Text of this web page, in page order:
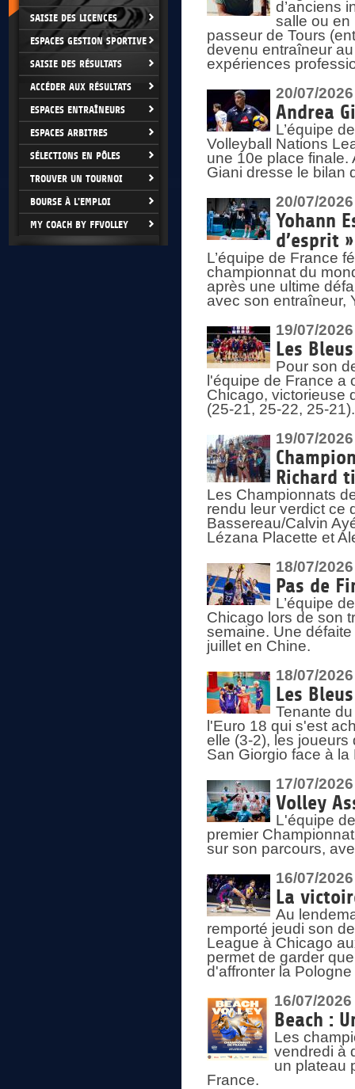
SAISIE DES LICENCES
ESPACES GESTION SPORTIVE
SAISIE DES RÉSULTATS
ACCÉDER AUX RÉSULTATS
ESPACES ENTRAÎNEURS
ESPACES ARBITRES
SÉLECTIONS EN PÔLES
TROUVER UN TOURNOI
BOURSE À L'EMPLOI
MY COACH BY FFVOLLEY
d’anciens
salle ou en
passeur de Tours
devenu entraîneur
expériences
20/07/2026
Andrea
L’équipe
Volleyball Nations
une 10e place finale.
Giani dresse le bilan
20/07/2026
Yohann
d’esprit »
L’équipe de France
championnat du
après une ultime
avec son entraîneur,
19/07/2026
Les
Pour son
l'équipe de France a
Chicago, victorieuse
(25-21, 25-22, 25-
19/07/2026
Richard
Les Championnats
rendu leur verdict ce
Bassereau/Calvin
Lézana Placette et
18/07/2026
Pas de
L’équipe
Chicago lors de son
semaine. Une
juillet en Chine.
18/07/2026
Les
Tenante
l'Euro 18 qui s'est
elle (3-2), les
San Giorgio face à la
17/07/2026
Volley
L'équipe
premier
sur son parcours,
16/07/2026
La
Au
remporté jeudi son
League à Chicago
permet de garder
d'affronter la
16/07/2026
Beach :
Les
vendredi à
un plateau
France.